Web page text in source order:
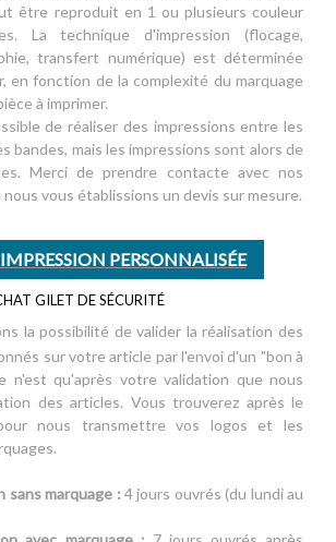
être reproduit en 1 ou plusieurs couleur
La technique d'impression (flocage,
transfert numérique) est déterminée
en fonction de la complexité du marquage
à imprimer.
de réaliser des impressions entre les
bandes, mais les impressions sont alors de
Merci de prendre contacte avec nos
vous établissions un devis sur mesure.
PERSONNALISÉE
GILET DE SÉCURITÉ
la possibilité de valider la réalisation des
sur votre article par l'envoi d'un "bon à
n'est qu'après votre validation que nous
des articles. Vous trouverez après le
nous transmettre vos logos et les
sans marquage : 4 jours ouvrés (du lundi au